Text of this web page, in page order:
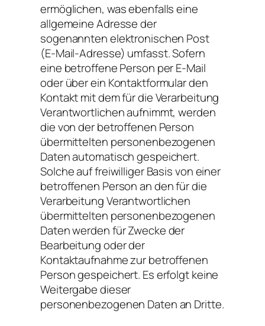
ermöglichen, was ebenfalls eine
allgemeine Adresse der
sogenannten elektronischen Post
(E-Mail-Adresse) umfasst. Sofern
eine betroffene Person per E-Mail
oder über ein Kontaktformular den
Kontakt mit dem für die Verarbeitung
Verantwortlichen aufnimmt, werden
die von der betroffenen Person
übermittelten personenbezogenen
Daten automatisch gespeichert.
Solche auf freiwilliger Basis von einer
betroffenen Person an den für die
Verarbeitung Verantwortlichen
übermittelten personenbezogenen
Daten werden für Zwecke der
Bearbeitung oder der
Kontaktaufnahme zur betroffenen
Person gespeichert. Es erfolgt keine
Weitergabe dieser
personenbezogenen Daten an Dritte.